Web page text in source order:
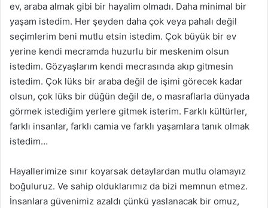
ev, araba almak gibi bir hayalim olmadı. Daha minimal bir
yaşam istedim. Her şeyden daha çok veya pahalı değil
seçimlerim beni mutlu etsin istedim. Çok büyük bir ev
yerine kendi mecramda huzurlu bir meskenim olsun
istedim. Gözyaşlarım kendi mecrasında akıp gitmesin
istedim. Çok lüks bir araba değil de işimi görecek kadar
olsun, çok lüks bir düğün değil de, o masraflarla dünyada
görmek istediğim yerlere gitmek isterim. Farklı kültürler,
farklı insanlar, farklı camia ve farklı yaşamlara tanık olmak
istedim…
Hayallerimize sınır koyarsak detaylardan mutlu olamayız
boğuluruz. Ve sahip olduklarımız da bizi memnun etmez.
İnsanlara güvenimiz azaldı çünkü yaslanacak bir omuz,